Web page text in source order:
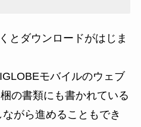
とダウンロードがはじま
モバイルのウェブ
の書類にも書かれている
がら進めることもでき